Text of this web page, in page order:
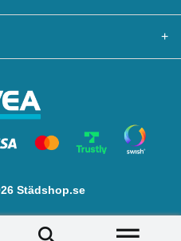
+
Städshop.se